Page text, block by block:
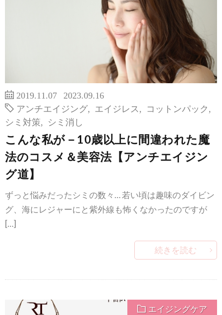
2019.11.07
2023.09.16
アンチエイジング
エイジレス コットンパック
シミ対策
シミ消し
こんな私が－10歳以上に間違われた魔
法のコスメ＆美容法【アンチエイジン
グ道】
ずっと悩みだったシミの数々… 若い頃は趣味のダイビン
グ、海にレジャーにと紫外線も怖くなかったのですが
[…]
続きを読む
エイジングケア